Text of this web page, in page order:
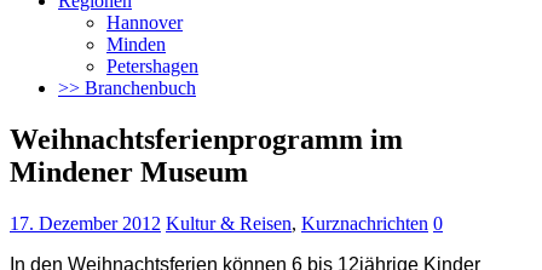
Hannover
Minden
Petershagen
>> Branchenbuch
Weihnachtsferienprogramm im
Mindener Museum
17. Dezember 2012 Kultur & Reisen, Kurznachrichten 0
In den Weihnachtsferien können 6 bis 12jährige Kinder